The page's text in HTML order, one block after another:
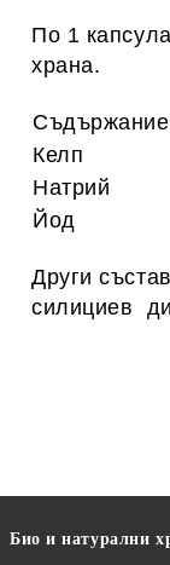
По 1
храна.
Келп
Натрий
Йод
Други
силициев
Био и натурални